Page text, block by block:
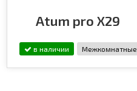
Atum pro X29
в наличии Межкомнатные